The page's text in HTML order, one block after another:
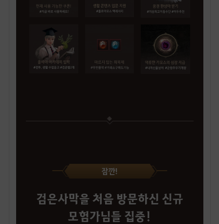
잠깐!
검은사막을 처음 방문하신 신규
모험가님들 집중!